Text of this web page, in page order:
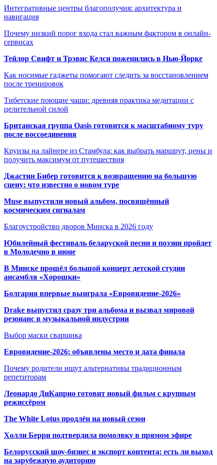
Интегративные центры благополучия: архитектура и
навигация
Почему низкий порог входа стал важным фактором в онлайн-
сервисах
Тейлор Свифт и Трэвис Келси поженились в Нью-Йорке
Как носимые гаджеты помогают следить за восстановлением
после тренировок
Тибетские поющие чаши: древняя практика медитации с
целительной силой
Британская группа Oasis готовится к масштабному туру
после воссоединения
Круизы на лайнере из Стамбула: как выбрать маршрут, цены и
получить максимум от путешествия
Джастин Бибер готовится к возвращению на большую
сцену: что известно о новом туре
Muse выпустили новый альбом, посвящённый
космическим сигналам
Благоустройство дворов Минска в 2026 году
Юбилейный фестиваль беларуской песни и поэзии пройдет
в Молодечно в июне
В Минске прошёл большой концерт детской студии
ансамбля «Хорошки»
Болгария впервые выиграла «Евровидение-2026»
Drake выпустил сразу три альбома и вызвал мировой
резонанс в музыкальной индустрии
Выбор маски сварщика
Евровидение-2026: объявлены место и дата финала
Почему родители ищут альтернативы традиционным
репетиторам
Леонардо ДиКаприо готовит новый фильм с крупным
режиссёром
The White Lotus продлён на новый сезон
Холли Берри подтвердила помолвку в прямом эфире
Белорусский шоу-бизнес и экспорт контента: есть ли выход
на зарубежную аудиторию